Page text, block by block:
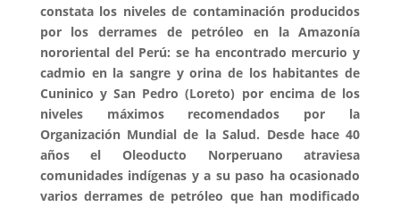
constata los niveles de contaminación producidos
por los derrames de petróleo en la Amazonía
nororiental del Perú: se ha encontrado mercurio y
cadmio en la sangre y orina de los habitantes de
Cuninico y San Pedro (Loreto) por encima de los
niveles máximos recomendados por la
Organización Mundial de la Salud. Desde hace 40
años el Oleoducto Norperuano atraviesa
comunidades indígenas y a su paso ha ocasionado
varios derrames de petróleo que han modificado